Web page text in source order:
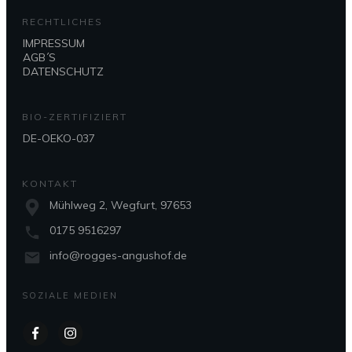
RECHTLICHES
IMPRESSUM
AGB´S
DATENSCHUTZ
BIO-ZERTIFIZIERT
DE-OEKO-037
KONTAKT
Mühlweg 2, Wegfurt, 97653
0175 9516297
info@rogges-angushof.de
SOZIALE MEDIEN